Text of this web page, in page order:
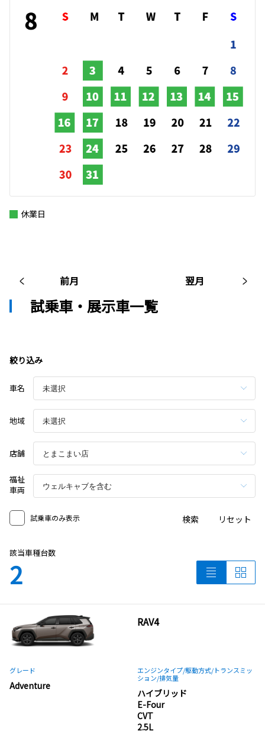
前月 翌月
休業日
試乗車・展示車一覧
絞り込み
車名
地域
店舗
福祉
車両
試乗車のみ表示 検索 リセット
該当車種台数
2
RAV4
グレード
Adventure
エンジンタイプ/駆動方式/トランスミッ
ション/排気量
ハイブリッド
E-Four
CVT
2.5L